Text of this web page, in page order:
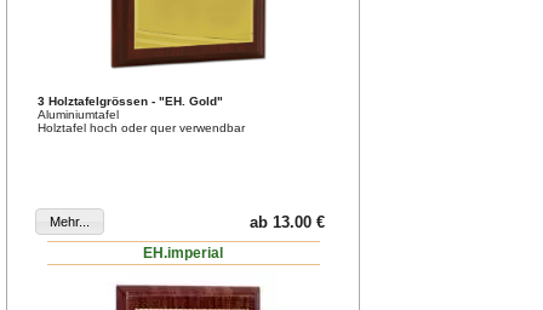
3 Holztafelgrössen - "EH. Gold"
Aluminiumtafel
Holztafel hoch oder quer verwendbar
ab 13.00 €
EH.imperial